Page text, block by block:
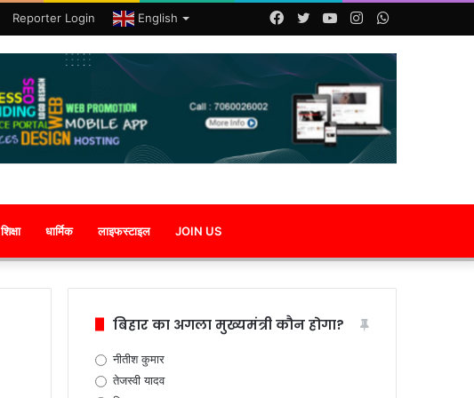
Reporter Login English Instagram
YouTube
Twitter
Facebook
शिक्षा धार्मिक लाइफस्टाइल JOIN US
बिहार का अगला मुख्यमंत्री कौन होगा?
नीतीश कुमार
तेजस्वी यादव